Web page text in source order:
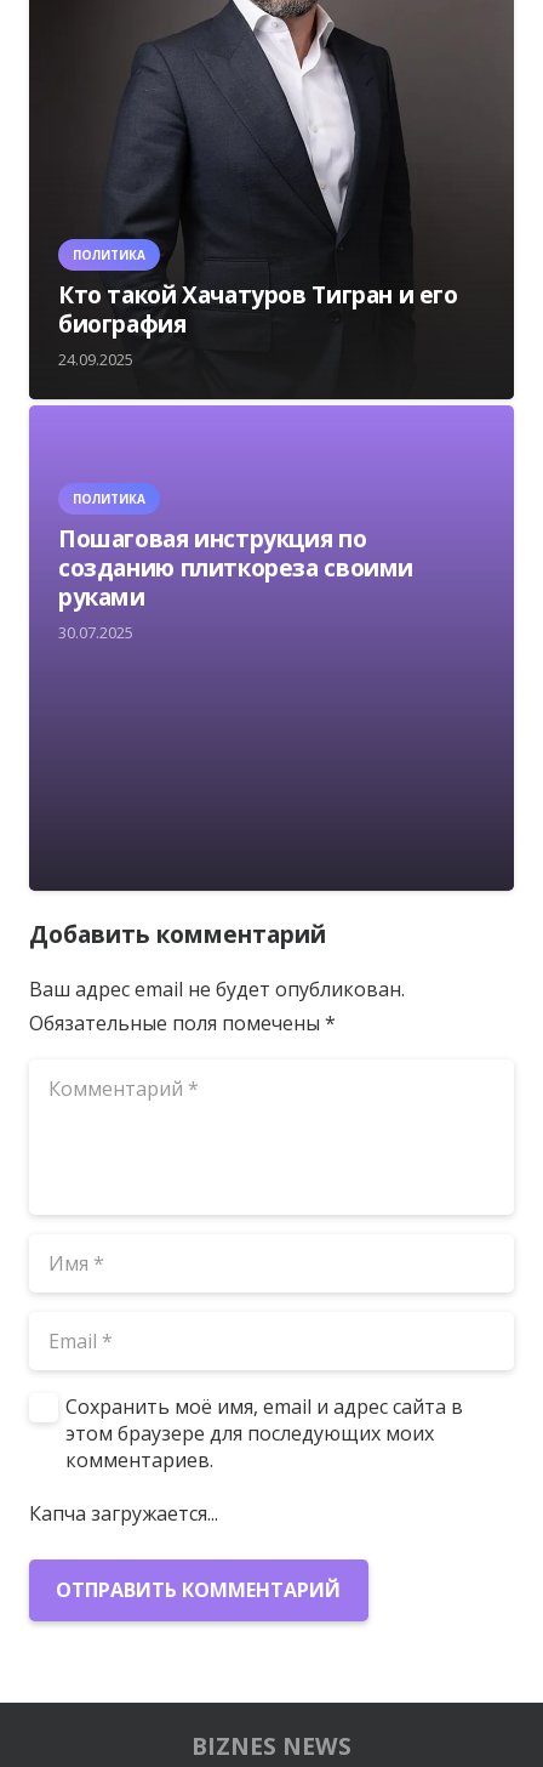
ПОЛИТИКА
Кто такой Хачатуров Тигран и его
биография
24.09.2025
ПОЛИТИКА
Пошаговая инструкция по
созданию плиткореза своими
руками
30.07.2025
Добавить комментарий
Ваш адрес email не будет опубликован.
Обязательные поля помечены *
Сохранить моё имя, email и адрес сайта в
этом браузере для последующих моих
комментариев.
Капча загружается...
ОТПРАВИТЬ КОММЕНТАРИЙ
BIZNES NEWS